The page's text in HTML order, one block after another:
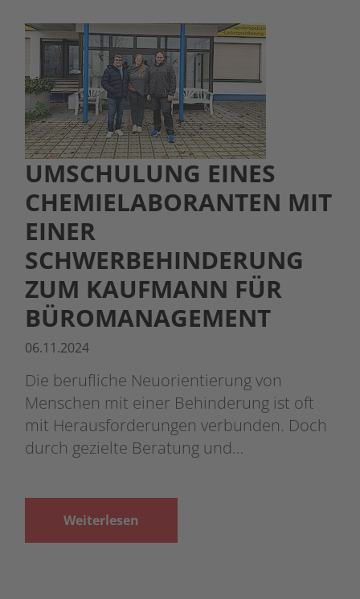
UMSCHULUNG EINES
CHEMIELABORANTEN MIT
EINER
SCHWERBEHINDERUNG
ZUM KAUFMANN FÜR
BÜROMANAGEMENT
06.11.2024
Die berufliche Neuorientierung von
Menschen mit einer Behinderung ist oft
mit Herausforderungen verbunden. Doch
durch gezielte Beratung und…
Weiterlesen